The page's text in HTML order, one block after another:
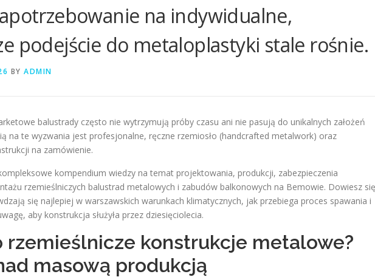
na indywidualne,
podejście do metaloplastyki stale rośnie.
BY ADMIN
balustrady często nie wytrzymują próby czasu ani nie pasują do unikalnych założeń
na te wyzwania jest profesjonalne, ręczne rzemiosło (handcrafted metalwork) oraz
na zamówienie.
kompendium wiedzy na temat projektowania, produkcji, zabezpieczenia
rzemieślniczych balustrad metalowych i zabudów balkonowych na Bemowie. Dowiesz się
się najlepiej w warszawskich warunkach klimatycznych, jak przebiega proces spawania i
aby konstrukcja służyła przez dziesięciolecia.
rzemieślnicze konstrukcje metalowe?
masową produkcją